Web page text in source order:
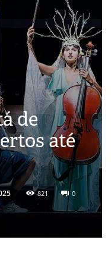
de
até
821 0